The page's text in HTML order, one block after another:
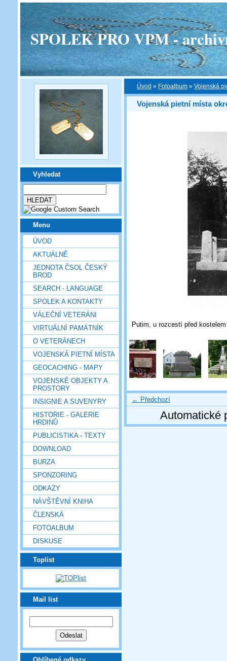
SPOLEK PRO VPM -
Vyhledat
Menu
ÚVOD
AKTUÁLNĚ
JEDNOTA ČSOL ČESKÝ
BROD
SEARCH - LANGUAGE
SPOLEK A KONTAKTY
VÁLEČNÍ VETERÁNI
VIRTUÁLNÍ PAMÁTNÍK
O VETERÁNECH
VOJENSKÁ PIETNÍ MÍSTA
GEOCACHING - MAPY
VOJENSKÉ OBJEKTY A
PROSTORY
INSIGNIE A SUVENYRY
HISTORIE - GALERIE
HRDINŮ
PUBLICISTIKA - TEXTY
DOWNLOAD
BURZA
SPONZORING
ODKAZY
NÁVŠTĚVNÍ KNIHA
ČLENSKÁ
FOTOALBUM
DISKUSE
Toplist
Mail list
Úvod » Fotoalbum » Vojenská
Vojenská pietní místa
Putim, u rozcestí před
← Předchozí
Automatické